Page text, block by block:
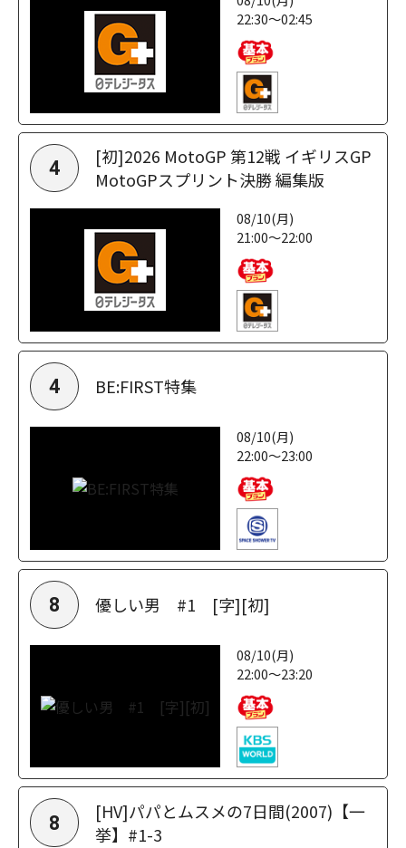
22:30～02:45
4
[初]2026 MotoGP 第12戦 イギリスGP
MotoGPスプリント決勝 編集版
08/10(月)
21:00～22:00
4 BE:FIRST特集
08/10(月)
22:00～23:00
8 優しい男 #1 [字][初]
08/10(月)
22:00～23:20
8
[HV]パパとムスメの7日間(2007)【一
挙】#1-3